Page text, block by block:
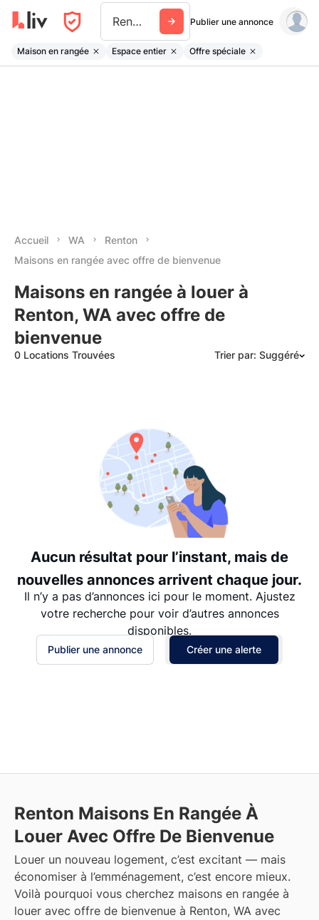
Renton Publier une annonce
Maison en rangée Espace entier Offre spéciale
Accueil WA
Renton
Maisons en rangée avec offre de bienvenue
Maisons en rangée à louer à
Renton, WA avec offre de
bienvenue
0 Locations Trouvées Trier par: Suggéré
Date: les plus anciens d’abord
Aucun résultat pour l’instant, mais de
nouvelles annonces arrivent chaque jour.
Il n’y a pas d’annonces ici pour le moment. Ajustez
votre recherche pour voir d’autres annonces
disponibles.
Publier une annonce Créer une alerte
Renton Maisons En Rangée À
Louer Avec Offre De Bienvenue
Louer un nouveau logement, c’est excitant — mais
économiser à l’emménagement, c’est encore mieux.
Voilà pourquoi vous cherchez maisons en rangée à
louer avec offre de bienvenue à Renton, WA avec